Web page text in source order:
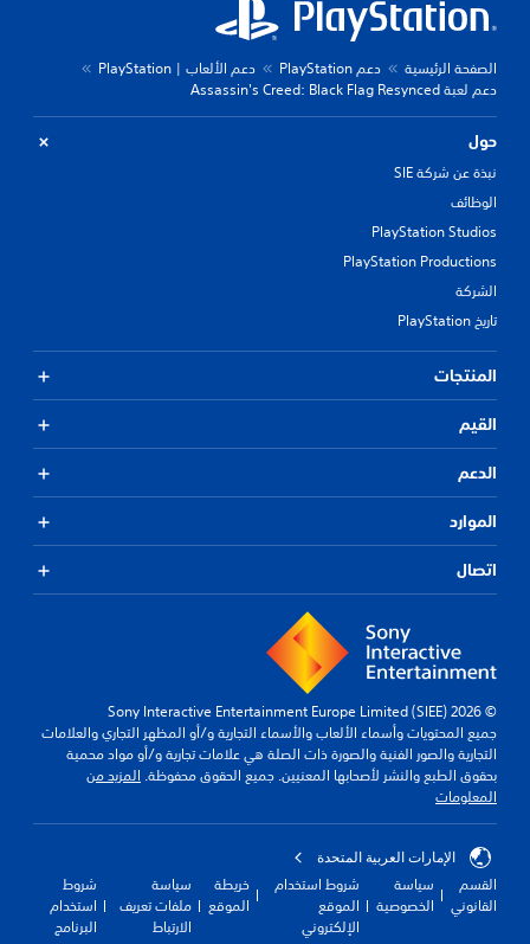
الصفحة الرئيسية دعم PlayStation
دعم الألعاب | PlayStation
دعم لعبة Assassin's Creed: Black Flag Resynced
حول
نبذة عن شركة SIE
الوظائف
PlayStation Studios
PlayStation Productions
الشركة
تاريخ PlayStation
المنتجات
القيم
الدعم
الموارد
اتصال
© 2026 Sony Interactive Entertainment Europe Limited (SIEE)
جميع المحتويات وأسماء الألعاب والأسماء التجارية و/أو المظهر التجاري والعلامات
التجارية والصور الفنية والصورة ذات الصلة هي علامات تجارية و/أو مواد محمية
بحقوق الطبع والنشر لأصحابها المعنيين. جميع الحقوق محفوظة.المزيد من
المعلومات
الإمارات العربية المتحدة
القسم
القانوني
سياسة
الخصوصية
شروط استخدام
الموقع
الإلكتروني
خريطة
الموقع
سياسة
ملفات تعريف
الارتباط
شروط
استخدام
البرنامج